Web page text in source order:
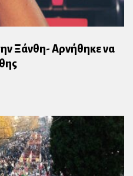
Ξάνθη- Αρνήθηκε να